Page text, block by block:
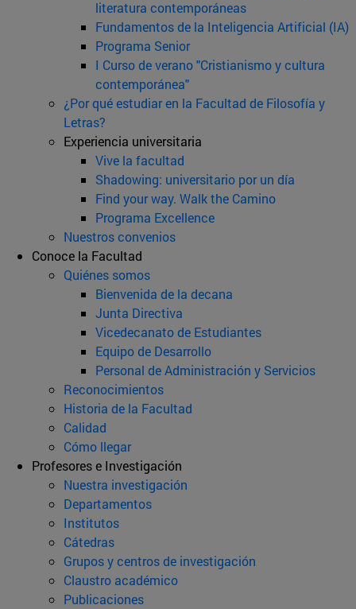
literatura contemporáneas
Fundamentos de la Inteligencia Artificial (IA)
Programa Senior
I Curso de verano "Cristianismo y cultura
contemporánea"
¿Por qué estudiar en la Facultad de Filosofía y
Letras?
Experiencia universitaria
Vive la facultad
Shadowing: universitario por un día
Find your way. Walk the Camino
Programa Excellence
Nuestros convenios
Conoce la Facultad
Quiénes somos
Bienvenida de la decana
Junta Directiva
Vicedecanato de Estudiantes
Equipo de Desarrollo
Personal de Administración y Servicios
Reconocimientos
Historia de la Facultad
Calidad
Cómo llegar
Profesores e Investigación
Nuestra investigación
Departamentos
Institutos
Cátedras
Grupos y centros de investigación
Claustro académico
Publicaciones